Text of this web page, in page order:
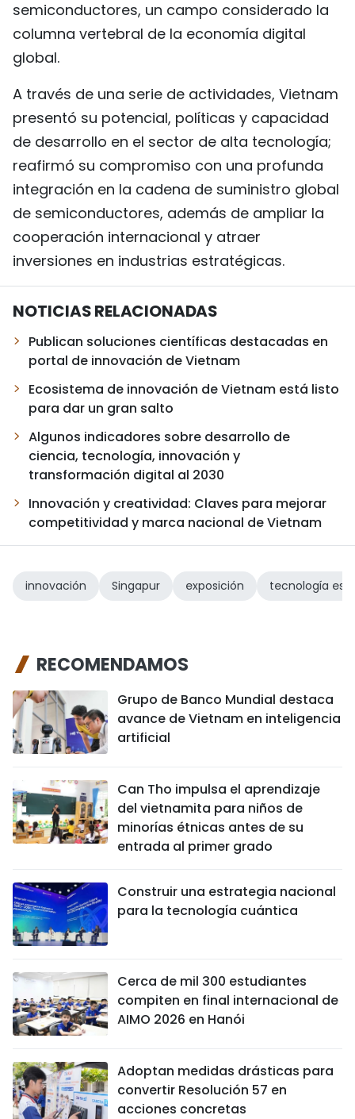
semiconductores, un campo considerado la
columna vertebral de la economía digital
global.
A través de una serie de actividades, Vietnam
presentó su potencial, políticas y capacidad
de desarrollo en el sector de alta tecnología;
reafirmó su compromiso con una profunda
integración en la cadena de suministro global
de semiconductores, además de ampliar la
cooperación internacional y atraer
inversiones en industrias estratégicas.
NOTICIAS RELACIONADAS
Publican soluciones científicas destacadas en
portal de innovación de Vietnam
Ecosistema de innovación de Vietnam está listo
para dar un gran salto
Algunos indicadores sobre desarrollo de
ciencia, tecnología, innovación y
transformación digital al 2030
Innovación y creatividad: Claves para mejorar
competitividad y marca nacional de Vietnam
innovación Singapur exposición tecnología
RECOMENDAMOS
Grupo de Banco Mundial destaca
avance de Vietnam en inteligencia
artificial
Can Tho impulsa el aprendizaje
del vietnamita para niños de
minorías étnicas antes de su
entrada al primer grado
Construir una estrategia nacional
para la tecnología cuántica
Cerca de mil 300 estudiantes
compiten en final internacional de
AIMO 2026 en Hanói
Adoptan medidas drásticas para
convertir Resolución 57 en
acciones concretas